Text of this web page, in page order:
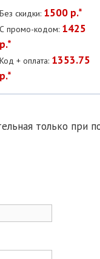
Без скидки: 1500 р.*
С промо-кодом: 1425
р.*
Код + оплата: 1353.75
р.*
только при